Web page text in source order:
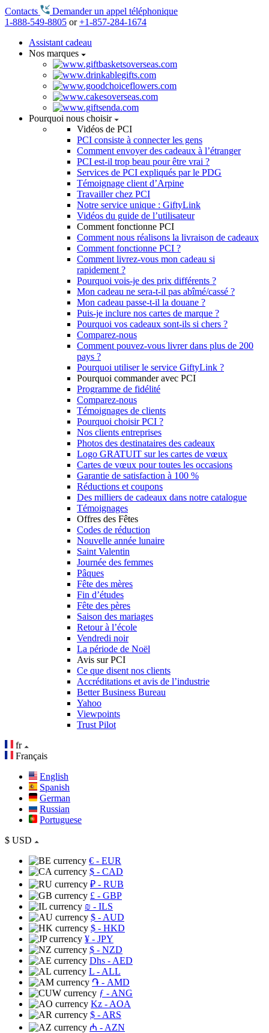
Contacts
Demander un appel téléphonique
1-888-549-8805 or+1-857-284-1674
Assistant cadeau
Nos marques
Pourquoi nous choisir
Vidéos de PCI
PCI consiste à connecter les gens
Comment envoyer des cadeaux à l’étranger
PCI est-il trop beau pour être vrai ?
Services de PCI expliqués par le PDG
Témoignage client d’Arpine
Travailler chez PCI
Notre service unique : GiftyLink
Vidéos du guide de l’utilisateur
Comment fonctionne PCI
Comment nous réalisons la livraison de cadeaux
Comment fonctionne PCI ?
Comment livrez-vous mon cadeau si
rapidement ?
Pourquoi vois-je des prix différents ?
Mon cadeau ne sera-t-il pas abîmé/cassé ?
Mon cadeau passe-t-il la douane ?
Puis-je inclure nos cartes de marque ?
Pourquoi vos cadeaux sont-ils si chers ?
Comparez-nous
Comment pouvez-vous livrer dans plus de 200
pays ?
Pourquoi utiliser le service GiftyLink ?
Pourquoi commander avec PCI
Programme de fidélité
Comparez-nous
Témoignages de clients
Pourquoi choisir PCI ?
Nos clients entreprises
Photos des destinataires des cadeaux
Logo GRATUIT sur les cartes de vœux
Cartes de vœux pour toutes les occasions
Garantie de satisfaction à 100 %
Réductions et coupons
Des milliers de cadeaux dans notre catalogue
Témoignages
Offres des Fêtes
Codes de réduction
Nouvelle année lunaire
Saint Valentin
Journée des femmes
Pâques
Fête des mères
Fin d’études
Fête des pères
Saison des mariages
Retour à l’école
Vendredi noir
La période de Noël
Avis sur PCI
Ce que disent nos clients
Accréditations et avis de l’industrie
Better Business Bureau
Yahoo
Viewpoints
Trust Pilot
fr
Français
English
Spanish
German
Russian
Portuguese
$ USD
€ - EUR
$ - CAD
₽ - RUB
£ - GBP
₪ - ILS
$ - AUD
$ - HKD
¥ - JPY
$ - NZD
Dhs - AED
L - ALL
֏ - AMD
ƒ - ANG
Kz - AOA
$ - ARS
₼ - AZN